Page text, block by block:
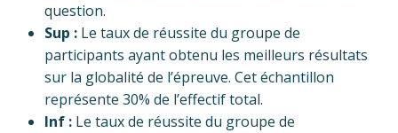
question.
Sup : Le taux de réussite du groupe de
participants ayant obtenu les meilleurs résultats
sur la globalité de l’épreuve. Cet échantillon
représente 30% de l’effectif total.
Inf : Le taux de réussite du groupe de